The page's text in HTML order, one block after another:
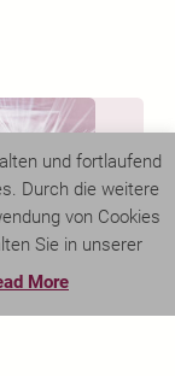
und fortlaufend
Durch die weitere
von Cookies
Sie in unserer
More